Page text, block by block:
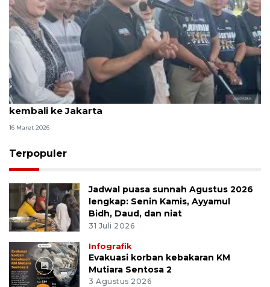
Gubernur Jateng minta pemudik tak ajak kerabat
kembali ke Jakarta
16 Maret 2026
Terpopuler
Jadwal puasa sunnah Agustus 2026
lengkap: Senin Kamis, Ayyamul
Bidh, Daud, dan niat
31 Juli 2026
Infografik
Evakuasi korban kebakaran KM
Mutiara Sentosa 2
3 Agustus 2026